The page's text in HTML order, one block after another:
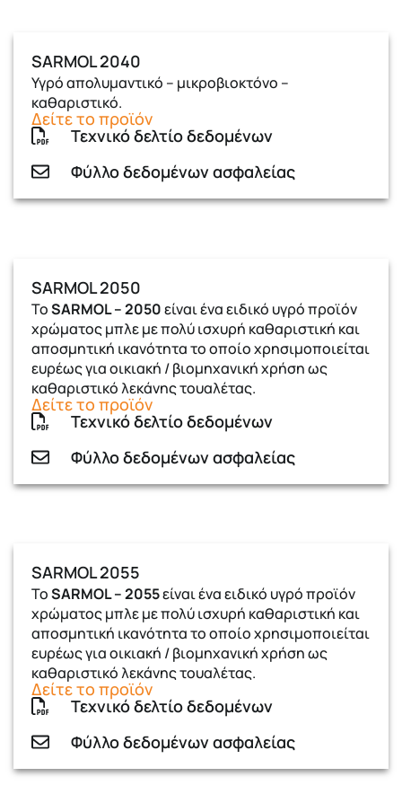
SARMOL 2040
Υγρό απολυμαντικό – μικροβιοκτόνο –
καθαριστικό.
Δείτε το προϊόν
Τεχνικό δελτίο δεδομένων
Φύλλο δεδομένων ασφαλείας
SARMOL 2050
ΤοSARMOL – 2050είναι ένα ειδικό υγρό προϊόν
χρώματος μπλε με πολύ ισχυρή καθαριστική και
αποσμητική ικανότητα το οποίο χρησιμοποιείται
ευρέως για οικιακή / βιομηχανική χρήση ως
καθαριστικό λεκάνης τουαλέτας.
Δείτε το προϊόν
Τεχνικό δελτίο δεδομένων
Φύλλο δεδομένων ασφαλείας
SARMOL 2055
ΤοSARMOL – 2055είναι ένα ειδικό υγρό προϊόν
χρώματος μπλε με πολύ ισχυρή καθαριστική και
αποσμητική ικανότητα το οποίο χρησιμοποιείται
ευρέως για οικιακή / βιομηχανική χρήση ως
καθαριστικό λεκάνης τουαλέτας.
Δείτε το προϊόν
Τεχνικό δελτίο δεδομένων
Φύλλο δεδομένων ασφαλείας